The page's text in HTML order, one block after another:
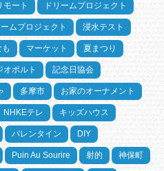
モート ドリームプロジェクト
ムプロジェクト 浸水テスト
マーケット 夏まつり
オポルト 記念日協会
多摩市 お家のオーナメント
NHKEテレ キッズハウス
バレンタイン DIY
Puin Au Sourire 射的 神保町